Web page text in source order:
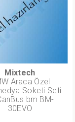
Mixtech
Araca Özel
Soketi Seti
bm BM-
30EVO